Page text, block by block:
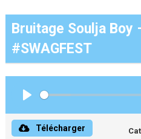
Bruitage Soulja Boy
#SWAGFEST
Télécharger